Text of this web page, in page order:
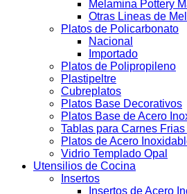
Melamina Pottery
Otras Lineas de
Platos de Policarbonato
Nacional
Importado
Platos de Polipropileno
Plastipeltre
Cubreplatos
Platos Base Decorativos
Platos Base de Acero
Tablas para Carnes
Platos de Acero
Vidrio Templado Opal
Utensilios de Cocina
Insertos
Insertos de Acero